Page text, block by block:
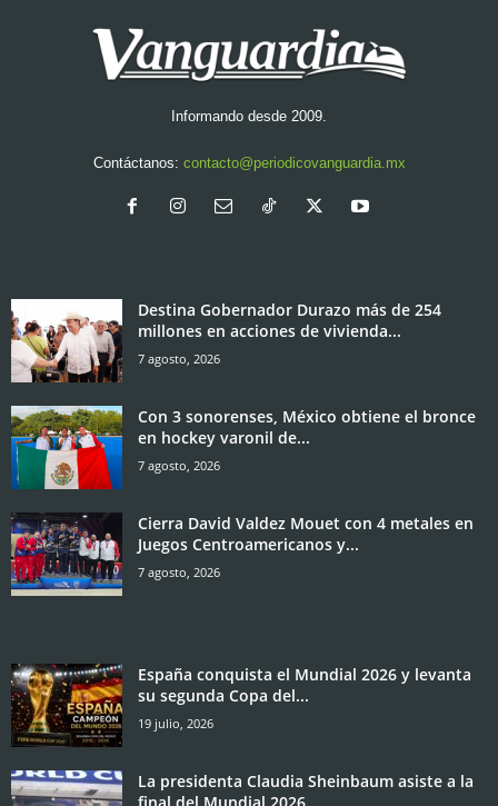
Informando desde 2009.
Contáctanos: contacto@periodicovanguardia.mx
Destina Gobernador Durazo más de 254
millones en acciones de vivienda...
7 agosto, 2026
Con 3 sonorenses, México obtiene el bronce
en hockey varonil de...
7 agosto, 2026
Cierra David Valdez Mouet con 4 metales en
Juegos Centroamericanos y...
7 agosto, 2026
España conquista el Mundial 2026 y levanta
su segunda Copa del...
19 julio, 2026
La presidenta Claudia Sheinbaum asiste a la